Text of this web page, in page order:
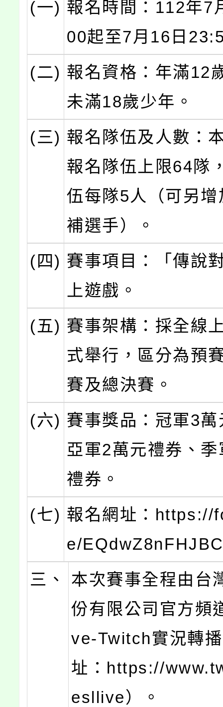
(一) 報名時間：112年7
00起至7月16日
(二) 報名資格：年滿12
未滿18歲少年。
(三) 報名隊伍及人數：
報名隊伍上限64隊
伍每隊5人（可另
補選手）。
(四) 賽事項目：「傳說
上遊戲。
(五) 賽事架構：採全線
式舉行，區分為預
賽及總決賽。
(六) 賽事獎品：冠軍3
亞軍2萬元禮券、
禮券。
(七) 報名網址：https://
e/
三、
本次賽事全程由台
份有限公司官方頻
ve-Twitch實況轉
址：https://
esllive）。